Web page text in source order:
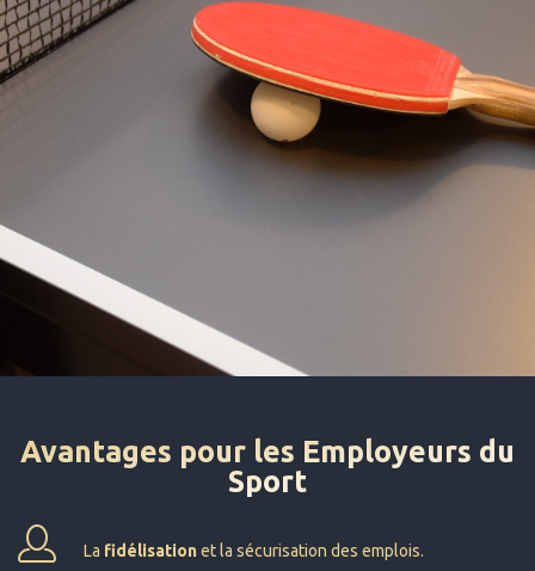
Avantages pour les Employeurs du
Sport
La fidélisationet la sécurisation des emplois.